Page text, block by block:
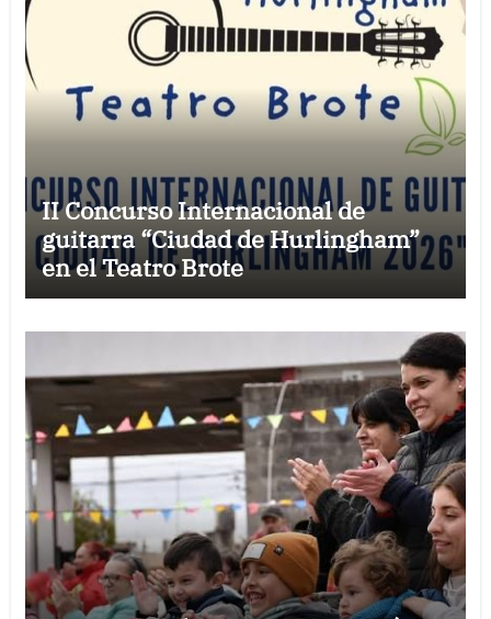
II Concurso Internacional de
guitarra “Ciudad de Hurlingham”
en el Teatro Brote